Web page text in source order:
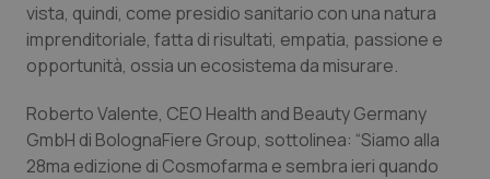
Marche
Piemonte
Donna & Salute
HIV
vista, quindi, come presidio sanitario con una natura
imprenditoriale, fatta di risultati, empatia, passione e
opportunità, ossia un ecosistema da misurare.
Roberto Valente, CEO Health and Beauty Germany
GmbH di BolognaFiere Group, sottolinea: “Siamo alla
28ma edizione di Cosmofarma e sembra ieri quando